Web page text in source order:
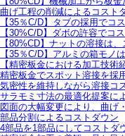
曲げ工程の削減によるコスト
【35％C/D】タブの採用でコ
【30%C/D】ダボの許容でコ
【80%CD】ナットの溶接は
【35％C/D】アルミの箱モノ
【精密板金における加工技
精密板金でスポット溶接を採
気密性を維持しながら溶接コ
サラモミ寸法の最適化提案に
図面の大幅変更により、曲げ
部品分割によるコストダウン
4部品を1部品にしてコストダ